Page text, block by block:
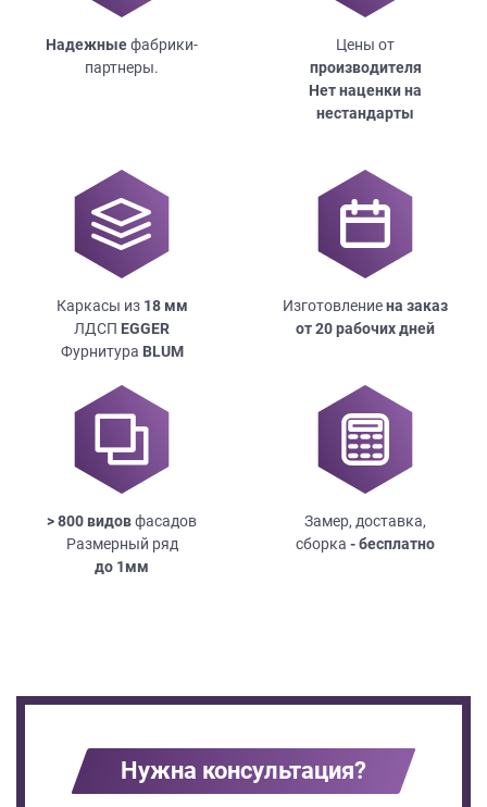
Надежныефабрики-
партнеры.
Цены от
производителя
Нет наценки на
нестандарты
Каркасы из 18мм
ЛДСП EGGER
Фурнитура BLUM
Изготовлениена заказ
от 20 рабочих дней
> 800 видовфасадов
Размерный ряд
до 1мм
Замер, доставка,
сборка - бесплатно
Нужна консультация?